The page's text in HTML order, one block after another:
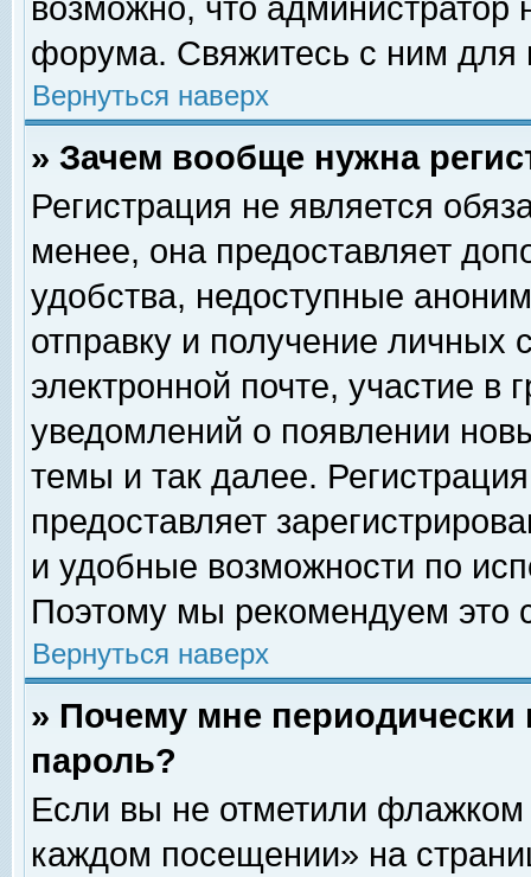
возможно, что
форума. Свяжитесь с ним для
Вернуться наверх
» Зачем вообще нужна
Регистрация не является
менее, она предоставляет
удобства, недоступные
отправку и получение личных
электронной почте, участие в
уведомлений о появлении
темы и так далее.
предоставляет
и удобные возможности по
Поэтому мы рекомендуем это
Вернуться наверх
» Почему мне
пароль?
Если вы не отметили флажком
каждом посещении» на